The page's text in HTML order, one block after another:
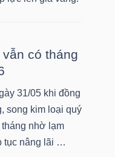
có tháng
31/05 khi đồng
song kim loại quý
nhờ lạm
tục nâng lãi …